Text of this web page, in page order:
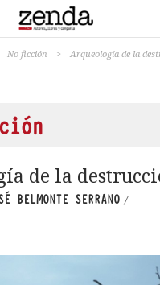
No ficción > Arqueología de la
de la
BELMONTE SERRANO /